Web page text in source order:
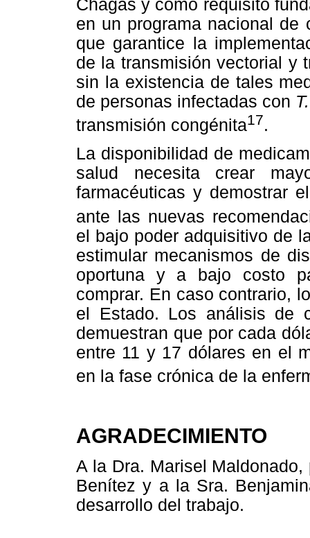
Chagas y como requisito
en un programa nacional de
que garantice la
de la transmisión vectorial y
sin la existencia de tales
de personas infectadas con
transmisión congénita17.
La disponibilidad de
salud necesita crear
farmacéuticas y demostrar
ante las nuevas
el bajo poder adquisitivo de
estimular mecanismos de
oportuna y a bajo costo
comprar. En caso contrario,
el Estado. Los análisis de
demuestran que por cada
entre 11 y 17 dólares en el
en la fase crónica de la
AGRADECIMIENTO
A la Dra. Marisel
Benítez y a la Sra.
desarrollo del trabajo.